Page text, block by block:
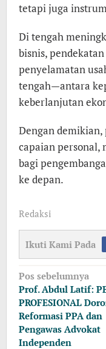
tetapi juga
Di tengah
bisnis,
penyelamatan
tengah—antara
keberlanjutan
Dengan
capaian personal,
bagi
ke depan.
Redaksi
Ikuti Kami Pada
Navigasi
pos
Pos sebelumnya
Prof. Abdul Latif:
PROFESIONAL
Reformasi PPA dan
Pengawas Advokat
Independen